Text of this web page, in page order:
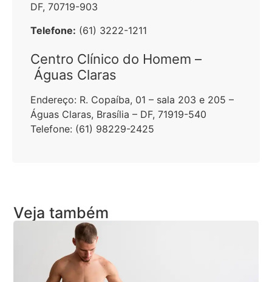
DF, 70719-903
Telefone: (61) 3222-1211
Centro Clínico do Homem –
Águas Claras
Endereço: R. Copaíba, 01 – sala 203 e 205 –
Águas Claras, Brasília – DF, 71919-540
Telefone: (61) 98229-2425
Veja também